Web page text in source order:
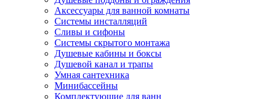
Аксессуары для ванной комнаты
Системы инсталляций
Сливы и сифоны
Системы скрытого монтажа
Душевые кабины и боксы
Душевой канал и трапы
Умная сантехника
Минибассейны
Комплектующие для ванн